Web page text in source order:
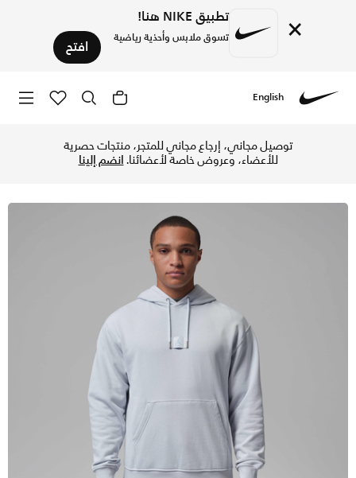
× تطبيق NIKE هنا!
تسوق ملابس وأحذية رياضية افتح
English
توصيل مجاني، إرجاع مجاني للمتجر، منتجات حصرية
للأعضاء، وعروض خاصة لأعضائنا.انضم إلينا